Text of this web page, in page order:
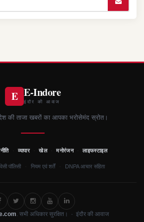
E E-Indore
इंदौर की आवाज
की ताजा खबरों का आपका भरोसेमंद स्रोत।
व्यापार खेल मनोरंजन लाइफस्टाइल
पॉलिसी नियम एवं शर्तें DNPA आचार संहिता
. सभी अधिकार सुरक्षित। · इंदौर की आवाज